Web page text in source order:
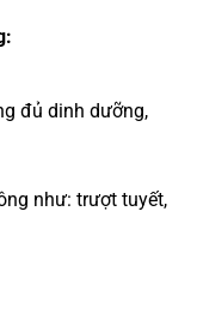
đủ dinh dưỡng,
như: trượt tuyết,